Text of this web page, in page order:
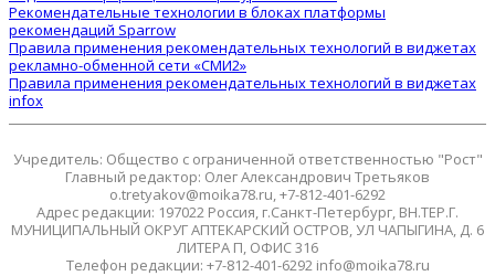
Рекомендательные технологии в блоках платформы
рекомендаций Sparrow
Правила применения рекомендательных технологий в виджетах
рекламно-обменной сети «СМИ2»
Правила применения рекомендательных технологий в виджетах
infox
Учредитель: Общество с ограниченной ответственностью "Рост"
Главный редактор: Олег Александрович Третьяков
o.tretyakov@moika78.ru, +7-812-401-6292
Адрес редакции: 197022 Россия, г.Санкт-Петербург, ВН.ТЕР.Г.
МУНИЦИПАЛЬНЫЙ ОКРУГ АПТЕКАРСКИЙ ОСТРОВ, УЛ ЧАПЫГИНА, Д. 6
ЛИТЕРА П, ОФИС 316
Телефон редакции: +7-812-401-6292 info@moika78.ru